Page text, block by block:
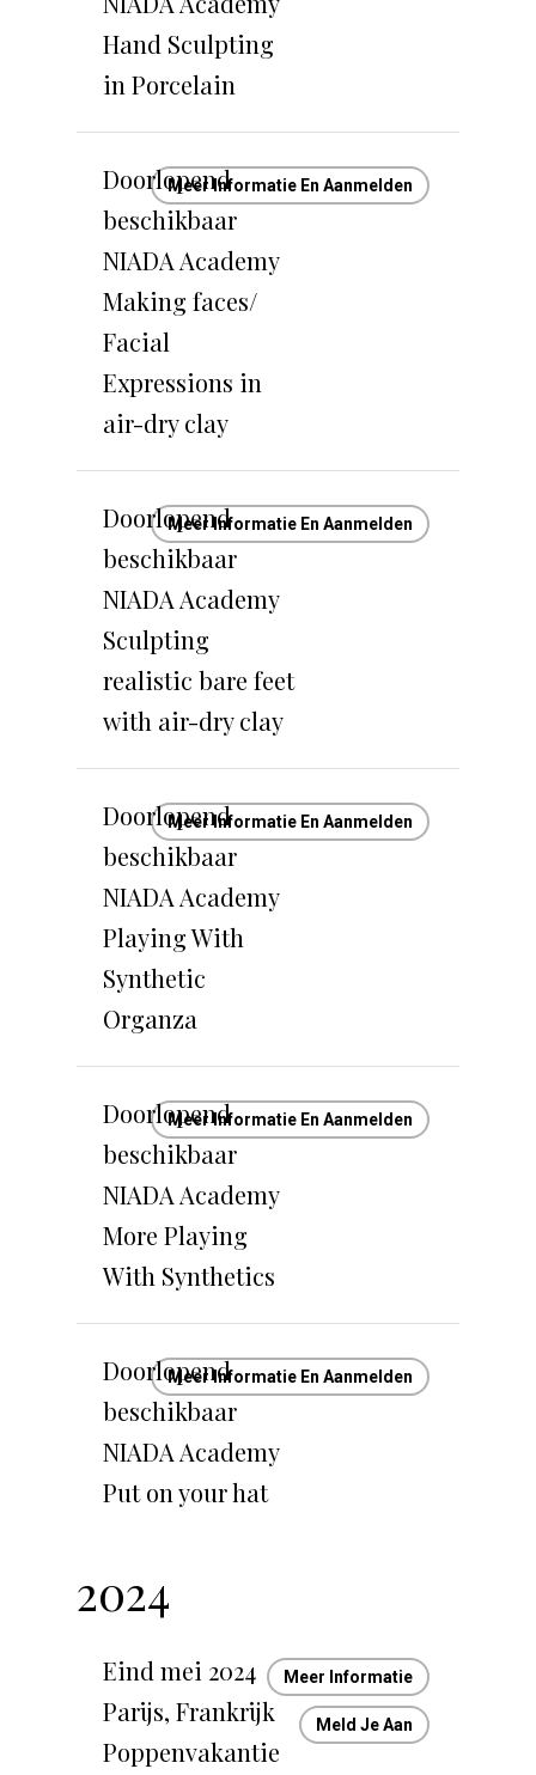
Hand Sculpting
in Porcelain
Doorlopend
beschikbaar
NIADA Academy
Making faces/
Facial
Expressions in
air-dry clay
Meer Informatie En Aanmelden
Doorlopend
beschikbaar
NIADA Academy
Sculpting
realistic bare feet
with air-dry clay
Meer Informatie En Aanmelden
Doorlopend
beschikbaar
NIADA Academy
Playing With
Synthetic
Organza
Meer Informatie En Aanmelden
Doorlopend
beschikbaar
NIADA Academy
More Playing
With Synthetics
Meer Informatie En Aanmelden
Doorlopend
beschikbaar
NIADA Academy
Put on your hat
Meer Informatie En Aanmelden
2024
Eind mei 2024
Parijs, Frankrijk
Poppenvakantie
Meer Informatie
Meld Je Aan